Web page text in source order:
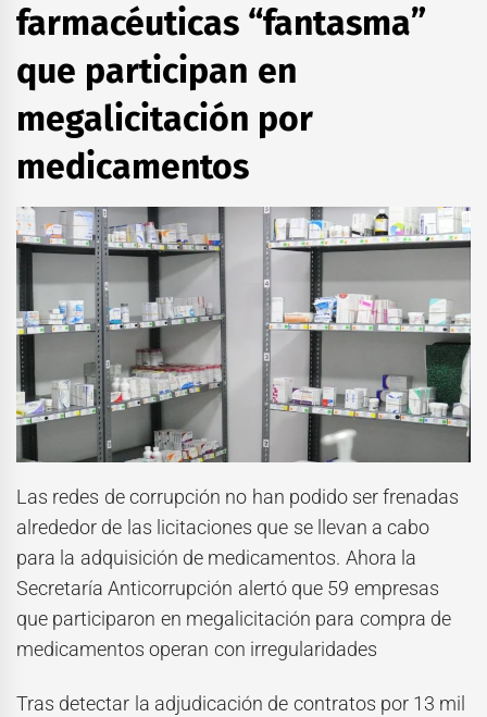
farmacéuticas “fantasma”
que participan en
megalicitación por
medicamentos
Las redes de corrupción no han podido ser frenadas
alrededor de las licitaciones que se llevan a cabo
para la adquisición de medicamentos. Ahora la
Secretaría Anticorrupción alertó que 59 empresas
que participaron en megalicitación para compra de
medicamentos operan con irregularidades
Tras detectar la adjudicación de contratos por 13 mil